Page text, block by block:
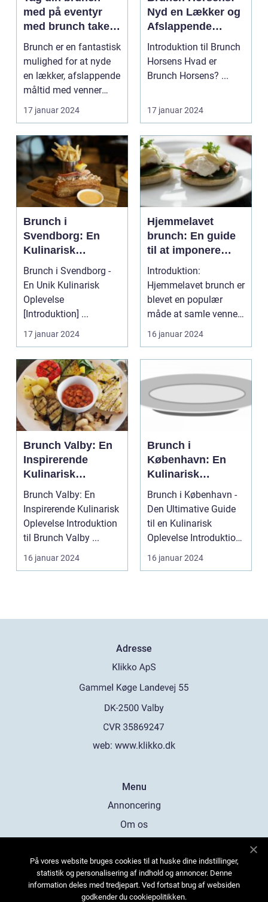
med på eventyr
med brunch take
away
Brunch er en fantastisk
mulighed for at nyde
en lækker, afslappende
måltid med venner
eller familie....
17 januar 2024
Nyd en Lækker og
Afslappende
Morgenmad i Byen
Introduktion til Brunch
Horsens Hvad er
Brunch Horsens? ...
17 januar 2024
Brunch i
Svendborg: En
Kulinarisk
Oplevelse for
Eventyrrejsende
og Backpackere
Brunch i Svendborg -
En Unik Kulinarisk
Oplevelse
[Introduktion] ...
17 januar 2024
Hjemmelavet
brunch: En guide
til at imponere
dine
eventyrrejsende
og backpacker-
venner med en
historisk inspireret
måltid
Introduktion:
Hjemmelavet brunch er
blevet en populær
måde at samle venner
og familie til en
afslapp...
16 januar 2024
Brunch Valby: En
Inspirerende
Kulinarisk
Oplevelse for
Eventyrrejsende
og Backpackere
Brunch Valby: En
Inspirerende Kulinarisk
Oplevelse Introduktion
til Brunch Valby ...
16 januar 2024
Brunch i
København: En
Kulinarisk
Oplevelse for
Eventyrrejsende
og Backpackere
Brunch i København -
Den Ultimative Guide
til en Kulinarisk
Oplevelse Introduktion
til Brunch i Kø...
16 januar 2024
Adresse
web: www.klikko.dk
Menu
Annoncering
Om os
Kontakt os
Sitemap
På vores website bruges cookies til at huske dine indstillinger,
statistik og personalisering af indhold og annoncer. Denne
information deles med tredjepart. Ved fortsat brug af websiden
godkender du cookiepolitikken.